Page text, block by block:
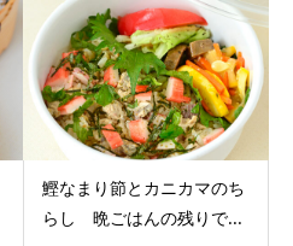
鰹なまり節とカニカマのち
らし 晩ごはんの残りで...